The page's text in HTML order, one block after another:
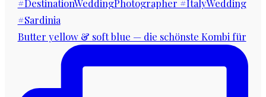
Butter yellow & soft blue — die schönste Kombi für